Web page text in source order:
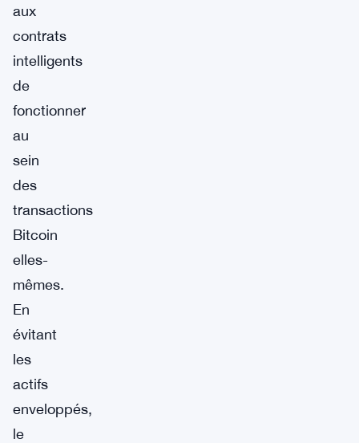
aux
contrats
intelligents
de
fonctionner
au
sein
des
transactions
Bitcoin
elles-
mêmes.
En
évitant
les
actifs
enveloppés,
le